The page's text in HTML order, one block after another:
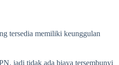
tersedia memiliki keunggulan
jadi tidak ada biaya tersembunyi